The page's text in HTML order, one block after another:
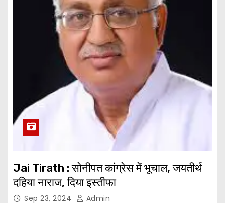
Jai Tirath : सोनीपत कांग्रेस में भूचाल, जयतीर्थ
दहिया नाराज, दिया इस्तीफा
Sep 23, 2024 Admin